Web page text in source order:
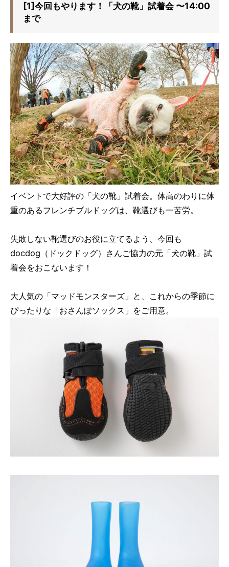
[1]今回もやります！「犬の靴」試着会 〜14:00
まで
イベントで大好評の「犬の靴」試着会。体高のわりに体
重のあるフレンチブルドッグは、靴選びも一苦労。
失敗しない靴選びのお役に立てるよう、今回も
docdog（ドックドッグ）さんご協力の元「犬の靴」試
着会をおこないます！
大人気の「マッドモンスターズ」と、これからの季節に
ぴったりな「おさんぽソックス」をご用意。